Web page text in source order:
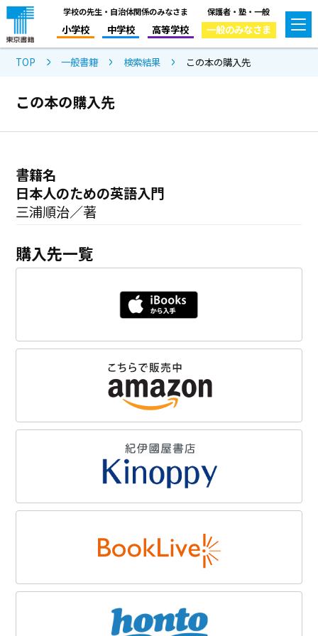
学校の先生・自治体関係のみなさま
小学校 中学校 高等学校
保護者・塾・一般
一般のみなさま
TOP 一般書籍 検索結果 この本の購入先
この本の購入先
書籍名
日本人のための英語入門
三浦順治／著
購入先一覧